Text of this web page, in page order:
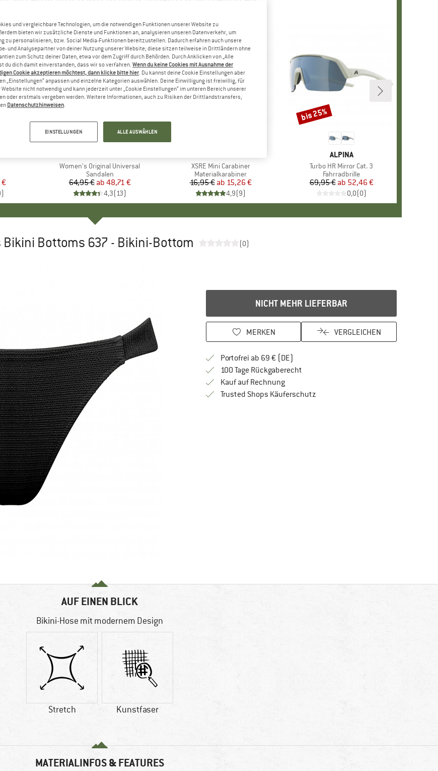
Preis
)
Artikel
Women's Original Universal
Produktgruppe
Sandalen
Preis
64,95 € reduzierter Preis
ab 48,71 €
4,3(13)
Artikel
XSRE Mini Carabiner
Produktgruppe
Materialkarabiner
Preis
16,95 € reduzierter Preis
ab 15,26 €
4,9(9)
MARKE
ALPINA
Artikel
Turbo HR Mirror Cat. 3
Produktgruppe
Fahrradbrille
Preis
69,95 € reduzierter Preis
ab 52,46 €
0,0(0)
Rabatt
bis 25%
Bikini Bottoms 637 - Bikini-Bottom (0)
NICHT MEHR LIEFERBAR
MERKEN VERGLEICHEN
Portofrei ab 69 € (DE)
100 Tage RückgaberechtGehe hier zu den Rückgabe-Richtlinien
Kauf auf RechnungFinde die Zahlungs-Infos hier! Öffnet sich in
Trusted Shops KäuferschutzFinde alle Infos hier!
AUF EINEN BLICK
Bikini-Hose mit modernem Design
Stretch Kunstfaser
MATERIALINFOS & FEATURES
und vergleichbare Technologien, um die notwendigen Funktionen unserer Website zu
bieten wir zusätzliche Dienste und Funktionen an, analysieren unseren Datenverkehr, um
zu personalisieren, bzw. Social Media-Funktionen bereitzustellen. Dadurch erfahren auch unsere
und Analysepartner von deiner Nutzung unserer Website; diese sitzen teilweise in Drittländern ohne
zum Schutz deiner Daten, etwa vor dem Zugriff durch Behörden. Durch Anklicken von „Alle
du dich damit einverstanden, dass wir so verfahren. Wenn du keine Cookies mit Ausnahme der
Cookie akzeptieren möchtest, dann klicke bitte hier. Du kannst deine Cookie Einstellungen aber
„Einstellungen“ anpassen und einzelne Kategorien auswählen. Deine Einwilligung ist freiwillig, für
nicht notwendig und kann jederzeit unter „Cookie Einstellungen“ im unteren Bereich unserer
oder erstmals vergeben werden. Weitere Informationen, auch zu Risiken der Drittlandstransfers,
Datenschutzhinweisen.
EINSTELLUNGEN ALLE AUSWÄHLEN